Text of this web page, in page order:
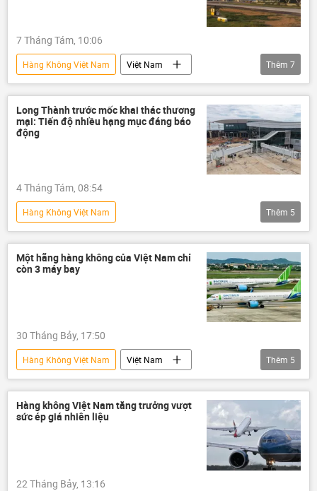
7 Tháng Tám, 10:06
Hàng Không Việt Nam
Việt Nam
thông tin
di tích lịch sử
Sân bay
xây dựng
dự án
cảng hàng không
Cục Hàng không Việt Nam
Thêm 7
Long Thành trước mốc khai thác thương
mại: Tiến độ nhiều hạng mục đáng báo
động
4 Tháng Tám, 08:54
Hàng Không Việt Nam
Cảng hàng không Việt Nam (ACV)
Cục Hàng không Việt Nam
Long Thành
Sân bay Long Thành
Thêm 5
Một hãng hàng không của Việt Nam chỉ
còn 3 máy bay
30 Tháng Bảy, 17:50
Hàng Không Việt Nam
Việt Nam
hãng hàng không
Kinh tế
Chính trị
sản xuất
xuất nhập khẩu
Thêm 5
Hàng không Việt Nam tăng trưởng vượt
sức ép giá nhiên liệu
22 Tháng Bảy, 13:16